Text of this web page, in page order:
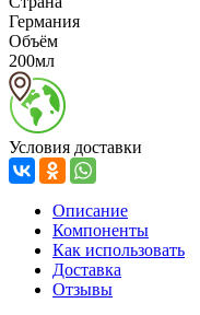
Германия
Объём
200мл
Условия доставки
Описание
Компоненты
Как использовать
Доставка
Отзывы